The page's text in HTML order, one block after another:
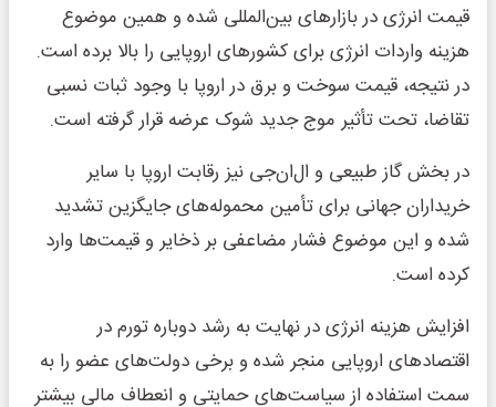
قیمت انرژی در بازارهای بین‌المللی شده و همین موضوع
هزینه واردات انرژی برای کشورهای اروپایی را بالا برده است.
در نتیجه، قیمت سوخت و برق در اروپا با وجود ثبات نسبی
تقاضا، تحت تأثیر موج جدید شوک عرضه قرار گرفته است.
در بخش گاز طبیعی و ال‌ان‌جی نیز رقابت اروپا با سایر
خریداران جهانی برای تأمین محموله‌های جایگزین تشدید
شده و این موضوع فشار مضاعفی بر ذخایر و قیمت‌ها وارد
کرده است.
افزایش هزینه انرژی در نهایت به رشد دوباره تورم در
اقتصادهای اروپایی منجر شده و برخی دولت‌های عضو را به
سمت استفاده از سیاست‌های حمایتی و انعطاف مالی بیشتر